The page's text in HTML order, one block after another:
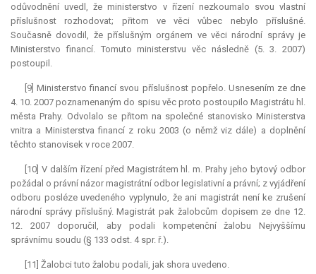
odůvodnění uvedl, že ministerstvo v řízení nezkoumalo svou vlastní
příslušnost rozhodovat; přitom ve věci vůbec nebylo příslušné.
Současně dovodil, že příslušným orgánem ve věci národní správy je
Ministerstvo financí. Tomuto ministerstvu věc následně (5. 3. 2007)
postoupil.
[9] Ministerstvo financí svou příslušnost popřelo. Usnesením ze dne
4. 10. 2007 poznamenaným do spisu věc proto postoupilo Magistrátu hl.
města Prahy. Odvolalo se přitom na společné stanovisko Ministerstva
vnitra a Ministerstva financí z roku 2003 (o němž viz dále) a doplnění
těchto stanovisek v roce 2007.
[10] V dalším řízení před Magistrátem hl. m. Prahy jeho bytový odbor
požádal o právní názor magistrátní odbor legislativní a právní; z vyjádření
odboru posléze uvedeného vyplynulo, že ani magistrát není ke zrušení
národní správy příslušný. Magistrát pak žalobcům dopisem ze dne 12.
12. 2007 doporučil, aby podali kompetenční žalobu Nejvyššímu
správnímu soudu (§ 133 odst. 4 spr. ř.).
[11] Žalobci tuto žalobu podali, jak shora uvedeno.